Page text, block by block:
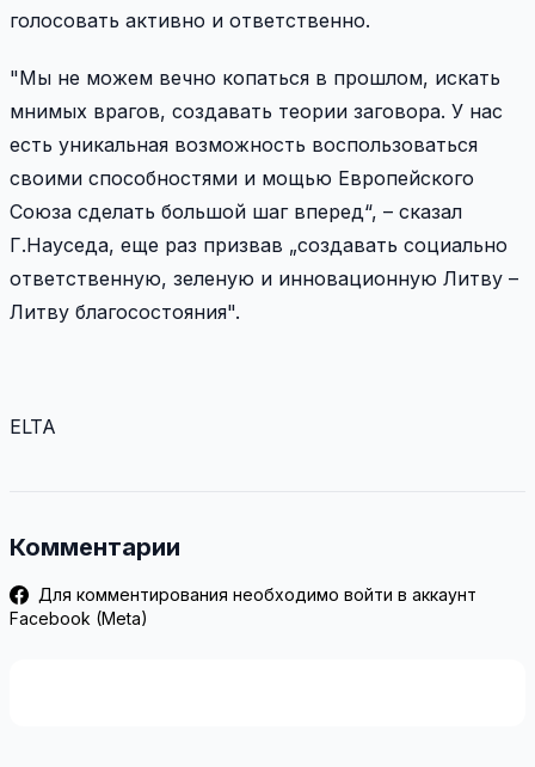
голосовать активно и ответственно.
"Мы не можем вечно копаться в прошлом, искать
мнимых врагов, создавать теории заговора. У нас
есть уникальная возможность воспользоваться
своими способностями и мощью Европейского
Союза сделать большой шаг вперед“, – сказал
Г.Науседа, еще раз призвав „создавать социально
ответственную, зеленую и инновационную Литву –
Литву благосостояния".
ELTA
Комментарии
Для комментирования необходимо войти в аккаунт
Facebook (Meta)